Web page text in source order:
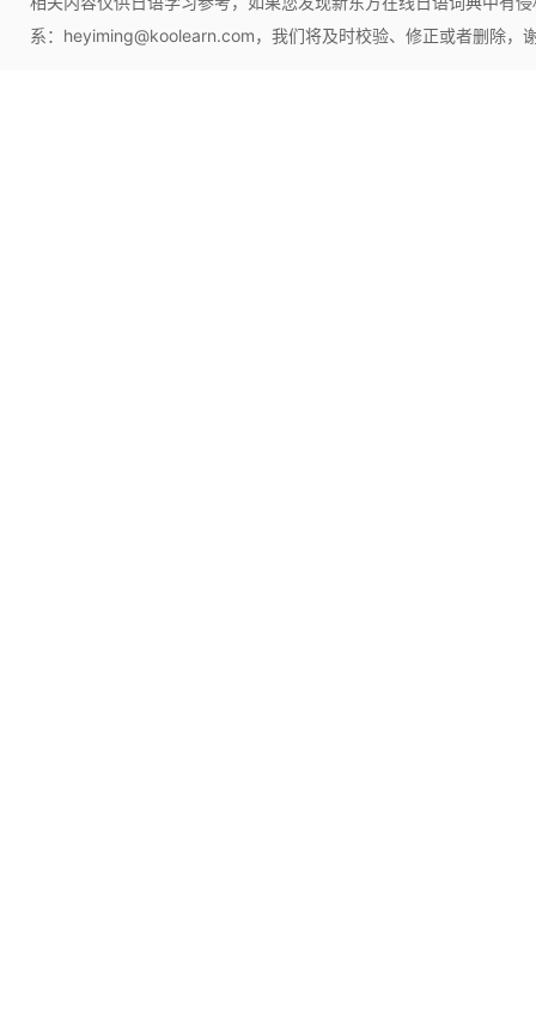
系：heyiming@koolearn.com，我们将及时校验、修正或者删除，